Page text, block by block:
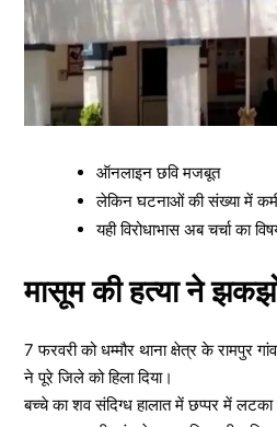
ऑनलाइन छवि मजबूत
लेकिन घटनाओं की संख्या में
यही विरोधाभास अब चर्चा का
मासूम की हत्या ने
7 फरवरी को धम्मौर थाना क्षेत्र के रामपुर
ने पूरे जिले को हिला दिया।
बच्चे का शव संदिग्ध हालात में छप्पर में